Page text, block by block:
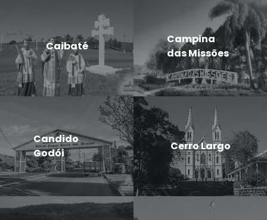
Caibaté
Campina
das Missões
Candido
Godói
Cerro Largo